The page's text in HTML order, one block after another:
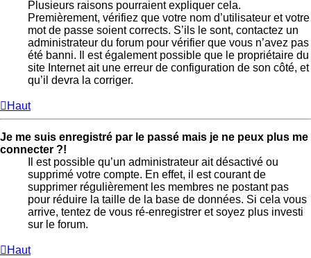
Plusieurs raisons pourraient expliquer cela.
Premièrement, vérifiez que votre nom d’utilisateur et votre
mot de passe soient corrects. S’ils le sont, contactez un
administrateur du forum pour vérifier que vous n’avez pas
été banni. Il est également possible que le propriétaire du
site Internet ait une erreur de configuration de son côté, et
qu’il devra la corriger.
Haut
Je me suis enregistré par le passé mais je ne peux plus me
connecter ?!
Il est possible qu’un administrateur ait désactivé ou
supprimé votre compte. En effet, il est courant de
supprimer régulièrement les membres ne postant pas
pour réduire la taille de la base de données. Si cela vous
arrive, tentez de vous ré-enregistrer et soyez plus investi
sur le forum.
Haut